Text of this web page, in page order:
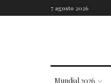
7 agosto 2026
Mundial 2026